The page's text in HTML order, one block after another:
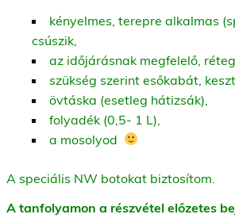
kényelmes, terepre alkalmas
csúszik,
az időjárásnak megfelelő,
szükség szerint esőkabát,
övtáska (esetleg hátizsák),
folyadék (0,5- 1 L),
a mosolyod
A speciális NW botokat biztosítom.
A tanfolyamon a részvétel előzetes